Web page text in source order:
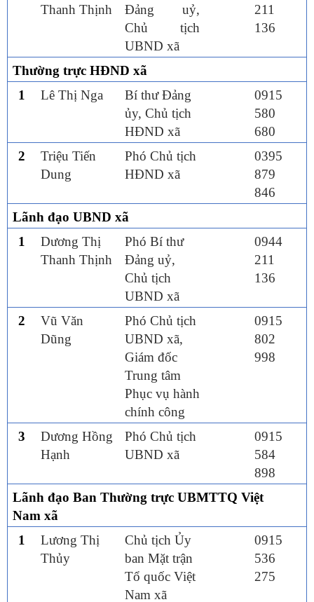
Thanh Thịnh
Đảng uỷ,
Chủ tịch
UBND xã
211
136
Thường trực HĐND xã
1
Lê Thị Nga
Bí thư Đảng
ủy, Chủ tịch
HĐND xã
0915
580
680
2
Triệu Tiến
Dung
Phó Chủ tịch
HĐND xã
0395
879
846
Lãnh đạo UBND xã
1
Dương Thị
Thanh Thịnh
Phó Bí thư
Đảng uỷ,
Chủ tịch
UBND xã
0944
211
136
2
Vũ Văn
Dũng
Phó Chủ tịch
UBND xã,
Giám đốc
Trung tâm
Phục vụ hành
chính công
0915
802
998
3
Dương Hồng
Hạnh
Phó Chủ tịch
UBND xã
0915
584
898
Lãnh đạo Ban Thường trực UBMTTQ Việt
Nam xã
1
Lương Thị
Thủy
Chủ tịch Ủy
ban Mặt trận
Tổ quốc Việt
Nam xã
0915
536
275